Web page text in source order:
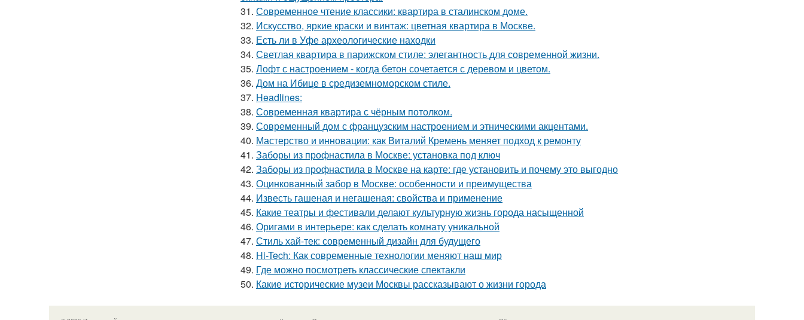
31. Современное чтение классики: квартира в сталинском доме.
32. Искусство, яркие краски и винтаж: цветная квартира в Москве.
33. Есть ли в Уфе археологические находки
34. Светлая квартира в парижском стиле: элегантность для современной жизни.
35. Лофт с настроением - когда бетон сочетается с деревом и цветом.
36. Дом на Ибице в средиземноморском стиле.
37. Headlines:
38. Современная квартира с чёрным потолком.
39. Современный дом с французским настроением и этническими акцентами.
40. Мастерство и инновации: как Виталий Кремень меняет подход к ремонту
41. Заборы из профнастила в Москве: установка под ключ
42. Заборы из профнастила в Москве на карте: где установить и почему это выгодно
43. Оцинкованный забор в Москве: особенности и преимущества
44. Известь гашеная и негашеная: свойства и применение
45. Какие театры и фестивали делают культурную жизнь города насыщенной
46. Оригами в интерьере: как сделать комнату уникальной
47. Стиль хай-тек: современный дизайн для будущего
48. Hi-Tech: Как современные технологии меняют наш мир
49. Где можно посмотреть классические спектакли
50. Какие исторические музеи Москвы рассказывают о жизни города